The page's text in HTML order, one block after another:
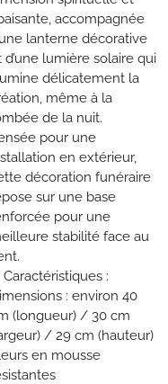
accompagnée
lanterne décorative
d’une lumière solaire qui
délicatement la
même à la
de la nuit.
pour une
en extérieur,
décoration funéraire
sur une base
pour une
stabilité face au
Caractéristiques :
: environ 40
(longueur) / 30 cm
/ 29 cm (hauteur)
en mousse